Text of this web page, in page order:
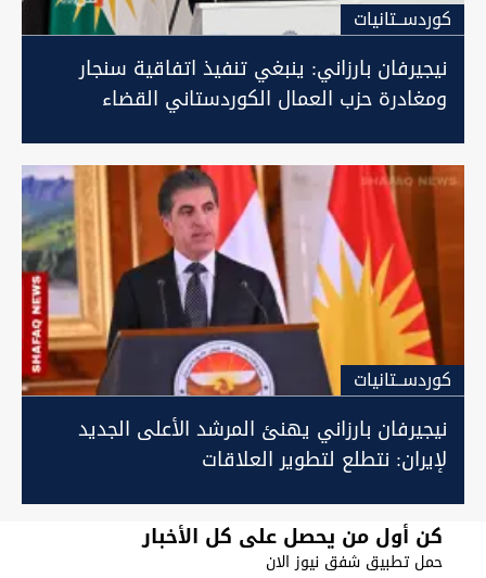
كوردســتانيات
نيجيرفان بارزاني: ينبغي تنفيذ اتفاقية سنجار
ومغادرة حزب العمال الكوردستاني القضاء
كوردســتانيات
نيجيرفان بارزاني يهنئ المرشد الأعلى الجديد
لإيران: نتطلع لتطوير العلاقات
كن أول من يحصل على كل الأخبار
حمل تطبيق شفق نيوز الان